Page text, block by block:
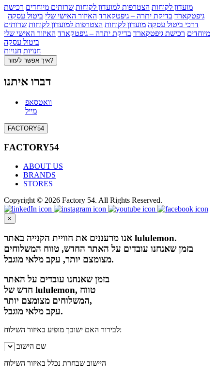
מועדון לקוחות הצטרפות למועדון לקוחות שרותים מיוחדים רכישת
גיפטקארד בדיקת יתרה – גיפטקארד האיזור האישי שלי ביטול עסקה
דרכי ביטול עסקה מועדון לקוחות הצטרפות למועדון לקוחות שרותים
מיוחדים רכישת גיפטקארד בדיקת יתרה – גיפטקארד האיזור האישי שלי
ביטול עסקה
חנויות חנויות
איך אפשר לעזור?
דברו איתנו
וואטסאפ
מייל
FACTORY54
FACTORY54
ABOUT US
BRANDS
STORES
Copyright © 2026 Factory 54. All Rights Reserved.
×
אנו מרעננים את חוויית הקנייה באתר lululemon.
בזמן שאנחנו עובדים על האתר החדש, טווח המשלוחים
מצומצם יותר, עקב מלאי מוגבל.
בזמן שאנחנו עובדים על האתר
חדש של lululemon, טווח
המשלוחים מצומצם יותר,
עקב מלאי מוגבל.
לבירור האם ישובך מופיע באיזור השילוח:
שם הישוב
היישוב שבחרת נכלל באיזור השילוח